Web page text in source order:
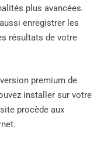
plus avancées.
enregistrer les
résultats de votre
premium de
installer sur votre
procède aux